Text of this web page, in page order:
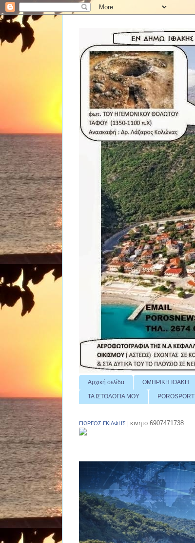
Αρχική σελίδα ΟΜΗΡΙΚΗ ΙΘΑΚΗ
ΤΑ ΙΣΤΟΛΟΓΙΑ ΜΟΥ POROSPORT
ΓΙΩΡΓΟΣ ΓΚΙΑΦΗΣ | κινητο 6907471738